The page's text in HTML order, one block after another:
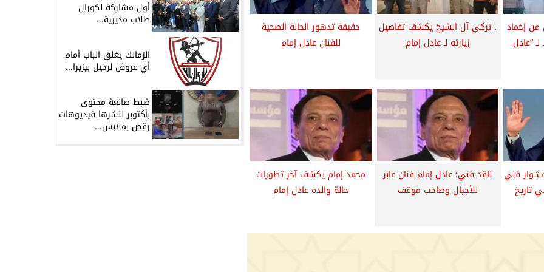
من إخماد
”عادل
. تركي آل الشيخ يكشف تفاصيل
زيارته لـ عادل إمام
حقيقة تدهور الحالة الصحية
للفنان عادل إمام
فني
تاريخ
ناقد فني: عادل إمام فنان عابر
للأجيال وصاحب موقف
محمد إمام يكشف آخر تطورات
حالة والده عادل إمام
أول مشاركة لكورال
طلاب مديرية...
الزمالك يغلق الباب أمام
أي عروض لرحيل بيزيرا...
ضبط صانعة محتوى
بأكتوبر لنشرها فيديوهات
رقص بملابس...